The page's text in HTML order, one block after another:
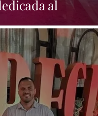
al